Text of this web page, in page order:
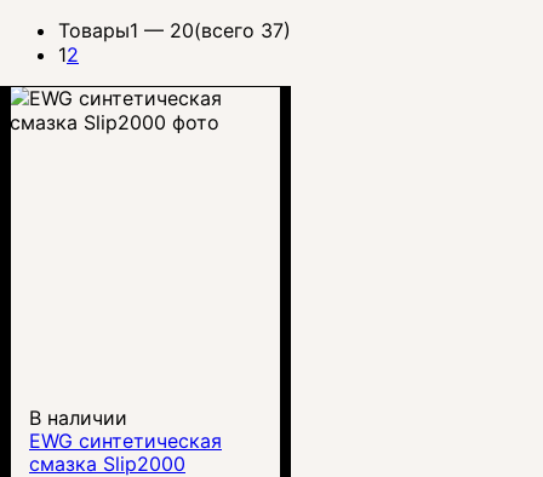
Товары1 — 20(всего 37)
12
В наличии
EWG синтетическая
смазка Slip2000